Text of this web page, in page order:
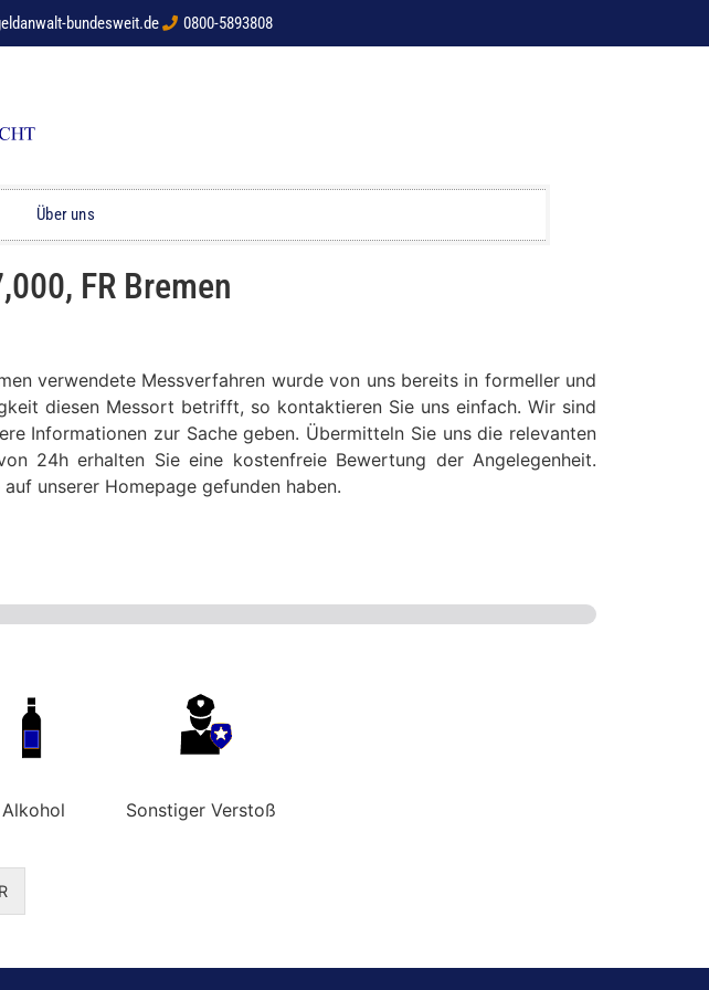
bundesweit.de 0800-5893808
Über uns
FR Bremen
verwendete Messverfahren wurde von uns bereits in formeller und
diesen Messort betrifft, so kontaktieren Sie uns einfach. Wir sind
Informationen zur Sache geben. Übermitteln Sie uns die relevanten
24h erhalten Sie eine kostenfreie Bewertung der Angelegenheit.
unserer Homepage gefunden haben.
Alkohol Sonstiger Verstoß